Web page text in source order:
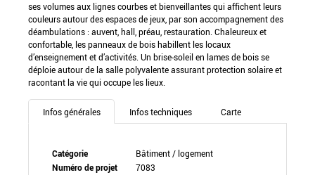
ses volumes aux lignes courbes et bienveillantes qui affichent leurs
couleurs autour des espaces de jeux, par son accompagnement des
déambulations : auvent, hall, préau, restauration. Chaleureux et
confortable, les panneaux de bois habillent les locaux
d’enseignement et d’activités. Un brise-soleil en lames de bois se
déploie autour de la salle polyvalente assurant protection solaire et
racontant la vie qui occupe les lieux.
Infos générales Infos techniques Carte
Catégorie
Bâtiment / logement
Numéro de projet
7083